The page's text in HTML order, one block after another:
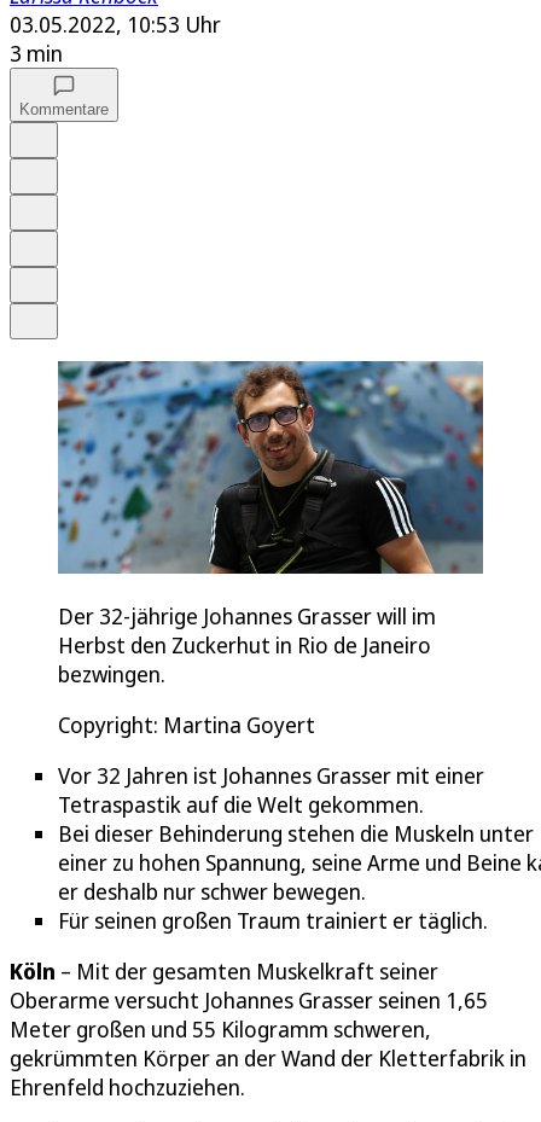
03.05.2022, 10:53 Uhr
3 min
Kommentare
Der 32-jährige Johannes Grasser will im
Herbst den Zuckerhut in Rio de Janeiro
bezwingen.
Copyright: Martina Goyert
Vor 32 Jahren ist Johannes Grasser mit einer
Tetraspastik auf die Welt gekommen.
Bei dieser Behinderung stehen die Muskeln unter
einer zu hohen Spannung, seine Arme und Beine
er deshalb nur schwer bewegen.
Für seinen großen Traum trainiert er täglich.
Köln – Mit der gesamten Muskelkraft seiner
Oberarme versucht Johannes Grasser seinen 1,65
Meter großen und 55 Kilogramm schweren,
gekrümmten Körper an der Wand der Kletterfabrik in
Ehrenfeld hochzuziehen.